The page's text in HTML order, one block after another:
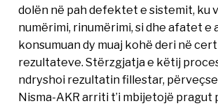
dolën në pah defektet e sistemit, ku
numërimi, rinumërimi, si dhe afatet e
konsumuan dy muaj kohë deri në
rezultateve. Stërzgjatja e këtij
ndryshoi rezultatin fillestar,
Nisma-AKR arriti t’i mbijetojë pragut